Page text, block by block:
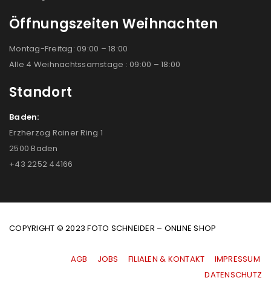
Öffnungszeiten Weihnachten
Montag-Freitag: 09:00 – 18:00
Alle 4 Weihnachtssamstage : 09:00 – 18:00
Standort
Baden:
Erzherzog Rainer Ring 1
2500 Baden
+43 2252 44166
COPYRIGHT © 2023 FOTO SCHNEIDER – ONLINE SHOP
AGB JOBS FILIALEN & KONTAKT
IMPRESSUM
|DATENSCHUTZ